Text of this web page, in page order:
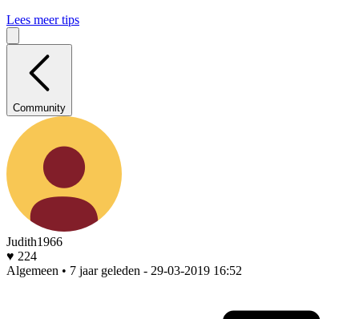
Lees meer tips
Community
Judith1966
♥ 224
Algemeen • 7 jaar geleden - 29-03-2019 16:52